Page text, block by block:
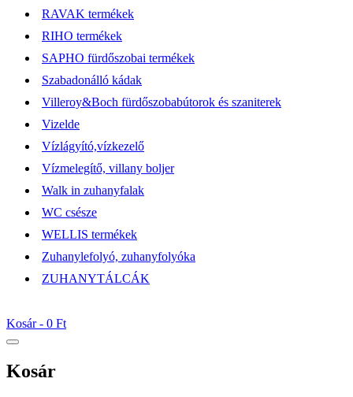
RAVAK termékek
RIHO termékek
SAPHO fürdőszobai termékek
Szabadonálló kádak
Villeroy&Boch fürdőszobabútorok és szaniterek
Vizelde
Vízlágyító,vízkezelő
Vízmelegítő, villany boljer
Walk in zuhanyfalak
WC csésze
WELLIS termékek
Zuhanylefolyó, zuhanyfolyóka
ZUHANYTÁLCÁK
Kosár - 0 Ft
Kosár